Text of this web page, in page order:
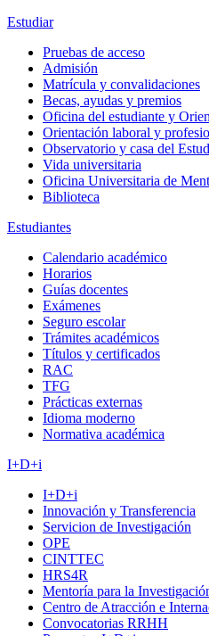
Estudiar
Pruebas de acceso
Admisión
Matrícula y convalidaciones
Becas, ayudas y premios
Oficina del estudiante y
Orientación laboral y
Observatorio y casa del
Vida universitaria
Oficina Universitaria de
Biblioteca
Estudiantes
Calendario académico
Horarios
Guías docentes
Exámenes
Seguro escolar
Trámites académicos
Títulos y certificados
RAC
TFG
Prácticas externas
Idioma moderno
Normativa académica
I+D+i
I+D+i
Innovación y Transferencia
Servicion de Investigación
OPE
CINTTEC
HRS4R
Mentoría para la
Centro de Atracción e
Convocatorias RRHH